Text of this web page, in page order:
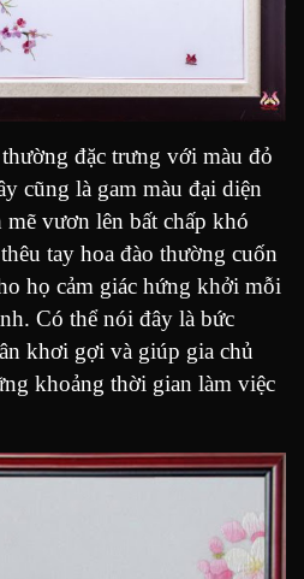
đặc trưng với màu đỏ
cũng là gam màu đại diện
vươn lên bất chấp khó
tay hoa đào thường cuốn
họ cảm giác hứng khởi mỗi
Có thể nói đây là bức
khơi gợi và giúp gia chủ
khoảng thời gian làm việc